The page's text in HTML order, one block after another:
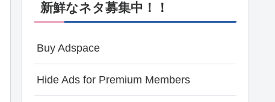
新鮮なネタ募集中！！
Buy Adspace
Hide Ads for Premium Members